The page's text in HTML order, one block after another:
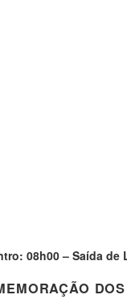
08h00 – Saída